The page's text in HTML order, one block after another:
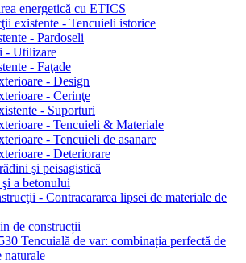
energetică cu ETICS
existente - Tencuieli istorice
- Pardoseli
- Utilizare
- Faţade
- Design
- Cerinţe
- Suporturi
- Tencuieli & Materiale
- Tencuieli de asanare
- Deteriorare
şi peisagistică
a betonului
- Contracararea lipsei de materiale de
de construcții
Tencuială de var: combinația perfectă de
naturale